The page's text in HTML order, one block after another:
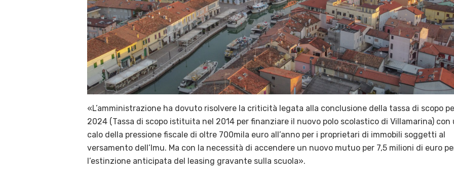
«L’amministrazione ha dovuto risolvere la criticità legata alla conclusione della tassa di scopo
2024 (Tassa di scopo istituita nel 2014 per finanziare il nuovo polo scolastico di Villamarina) con
calo della pressione fiscale di oltre 700mila euro all’anno per i proprietari di immobili soggetti al
versamento dell’Imu. Ma con la necessità di accendere un nuovo mutuo per 7,5 milioni di euro
l’estinzione anticipata del leasing gravante sulla scuola».